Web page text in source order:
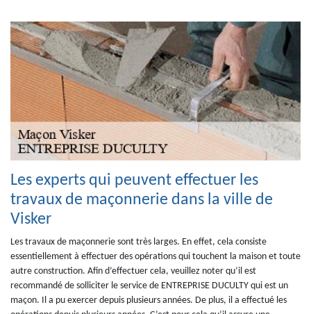
Les experts qui peuvent effectuer les
travaux de maçonnerie dans la ville de
Visker
Les travaux de maçonnerie sont très larges. En effet, cela consiste
essentiellement à effectuer des opérations qui touchent la maison et toute
autre construction. Afin d’effectuer cela, veuillez noter qu’il est
recommandé de solliciter le service de ENTREPRISE DUCULTY qui est un
maçon. Il a pu exercer depuis plusieurs années. De plus, il a effectué les